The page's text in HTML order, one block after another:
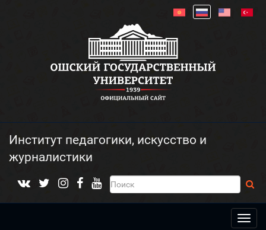
Институт педагогики, искусство и
журналистики